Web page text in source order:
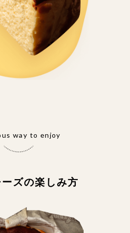
way to enjoy
ズの楽しみ方